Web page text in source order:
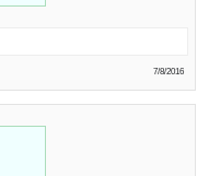
7/8/2016